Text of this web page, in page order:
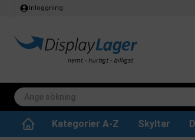
Inloggning
Kategorier A-Z Skyltar